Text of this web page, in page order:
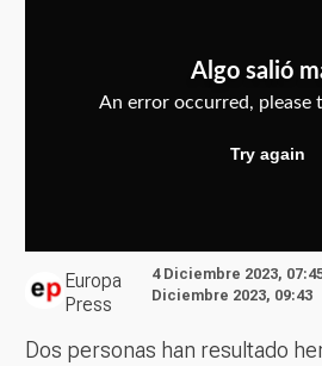
Europa
Press
4 Diciembre 2023,
Diciembre 2023, 09:43
Dos personas han resultado